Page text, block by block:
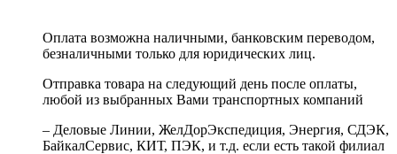
Оплата возможна наличными, банковским переводом,
безналичными только для юридических лиц.
Отправка товара на следующий день после оплаты,
любой из выбранных Вами транспортных компаний
– Деловые Линии, ЖелДорЭкспедиция, Энергия, СДЭК,
БайкалСервис, КИТ, ПЭК, и т.д. если есть такой филиал